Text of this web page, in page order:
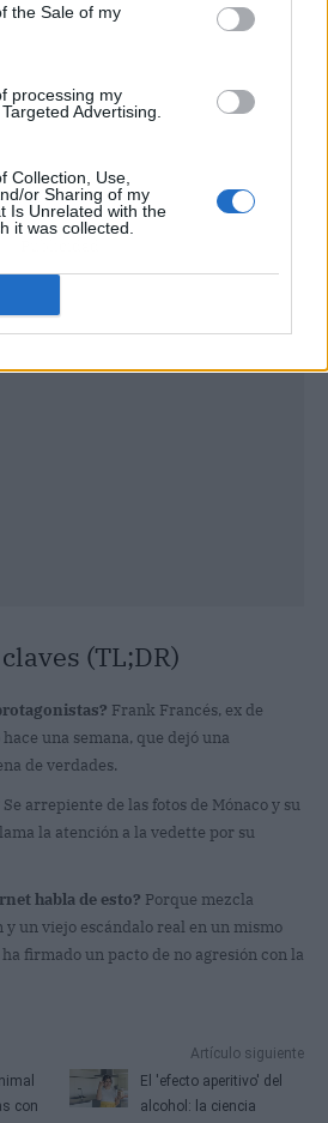
the Sale of my
processing my
Advertising.
Collection, Use,
or Sharing of my
Is Unrelated with the
it was collected.
(TL;DR)
Frank Francés, ex de
una semana, que dejó una
de verdades.
Se arrepiente de las fotos de Mónaco y su
la atención a la vedette por su
habla de esto? Porque mezcla
un viejo escándalo real en un mismo
firmado un pacto de no agresión con la
con
Artículo siguiente
El 'efecto aperitivo' del
alcohol: la ciencia